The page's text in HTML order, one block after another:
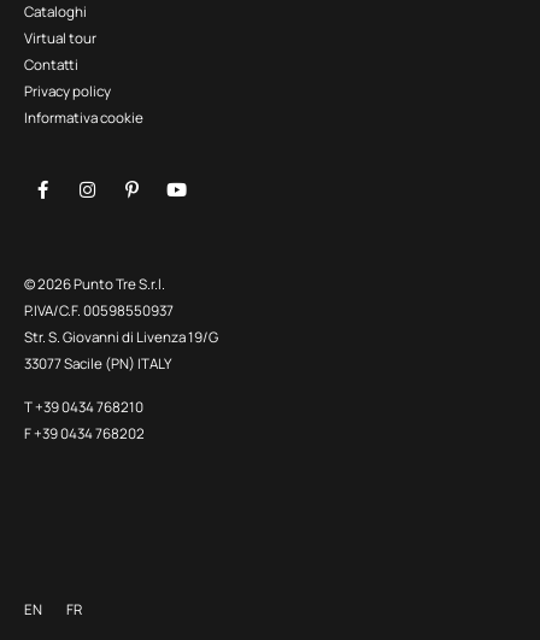
Cataloghi
Virtual tour
Contatti
Privacy policy
Informativa cookie
© 2026 Punto Tre S.r.l.
P.IVA/C.F. 00598550937
Str. S. Giovanni di Livenza 19/G
33077 Sacile (PN) ITALY
T +39 0434 768210
F +39 0434 768202
EN FR